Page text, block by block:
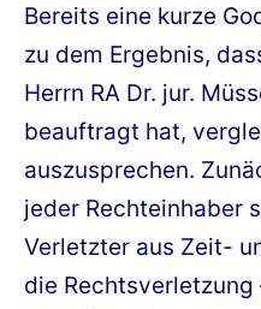
Bereits eine kurze
zu dem Ergebnis,
Herrn RA Dr. jur.
beauftragt hat,
auszusprechen.
jeder Rechteinhaber
Verletzter aus Zeit-
die